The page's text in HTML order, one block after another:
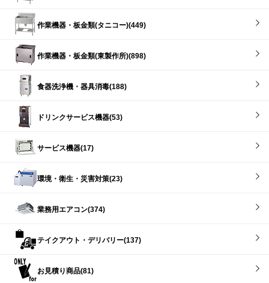
作業機器・板金類(タニコー)(449)
作業機器・板金類(東製作所)(898)
食器洗浄機・器具消毒(188)
ドリンクサービス機器(53)
サービス機器(17)
環境・衛生・災害対策(23)
業務用エアコン(374)
テイクアウト・デリバリー(137)
お見積り商品(81)